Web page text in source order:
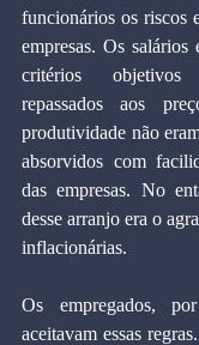
funcionários os riscos
empresas. Os salários
critérios
repassados aos
produtividade não
absorvidos com
das empresas. No
desse arranjo era o
inflacionárias.
Os empregados,
aceitavam essas